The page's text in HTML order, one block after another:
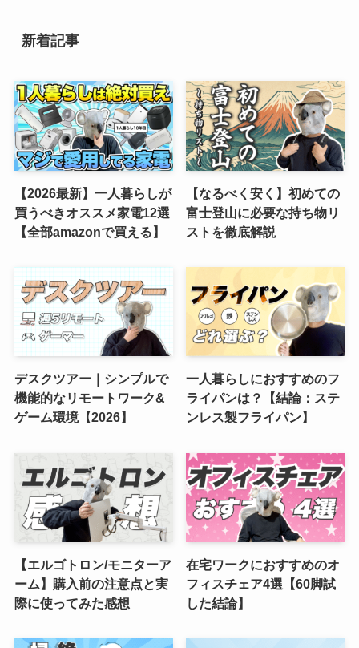
新着記事
【2026最新】一人暮らしが
買うべきオススメ家電12選
【全部amazonで買える】
【なるべく安く】初めての
富士登山に必要な持ち物リ
ストを徹底解説
デスクツアー｜シンプルで
機能的なリモートワーク&
ゲーム環境【2026】
一人暮らしにおすすめのフ
ライパンは？【結論：ステ
ンレス製フライパン】
【エルゴトロン/モニターア
ーム】購入前の注意点と実
際に使ってみた感想
在宅ワークにおすすめのオ
フィスチェア4選【60脚試
した結論】